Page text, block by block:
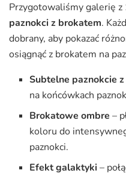
Przygotowaliśmy galerię z
paznokci z brokatem.
dobrany, aby pokazać
osiągnąć z brokatem na
Subtelne paznokcie
na końcówkach
Brokatowe ombre –
koloru do
paznokci.
Efekt galaktyki–